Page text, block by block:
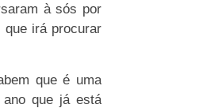
à sós por
que irá procurar
que é uma
que já está